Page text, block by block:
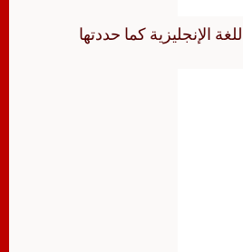
في اللغة الإنجليزية كما حددتها